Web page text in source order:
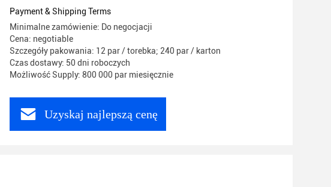
Payment & Shipping Terms
Minimalne zamówienie: Do negocjacji
Cena: negotiable
Szczegóły pakowania: 12 par / torebka; 240 par / karton
Czas dostawy: 50 dni roboczych
Możliwość Supply: 800 000 par miesięcznie
Uzyskaj najlepszą cenę